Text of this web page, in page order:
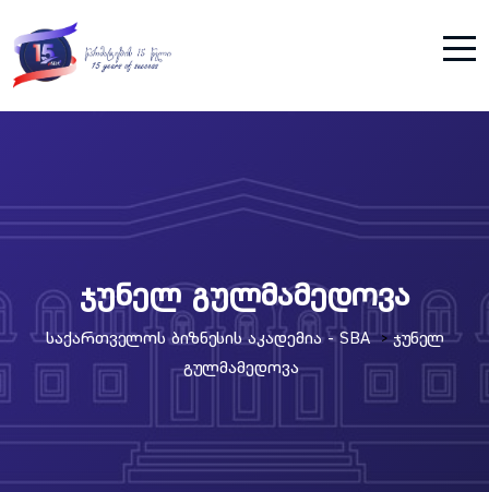
ჯუნელ გულმამედოვა
Საქართველოს Ბიზნესის Აკადემია - SBA >Ჯუნელ
Გულმამედოვა